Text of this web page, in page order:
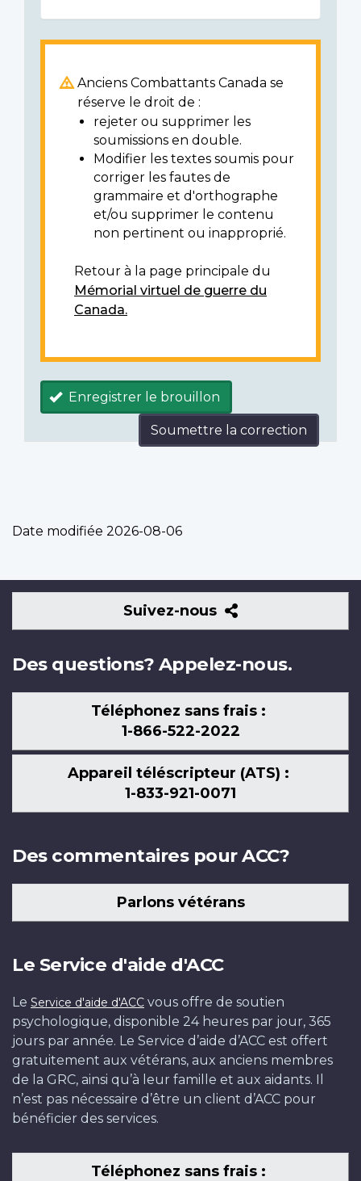
Anciens Combattants Canada se
réserve le droit de :
rejeter ou supprimer les
soumissions en double.
Modifier les textes soumis pour
corriger les fautes de
grammaire et d'orthographe
et/ou supprimer le contenu
non pertinent ou inapproprié.
Retour à la page principale du
Mémorial virtuel de guerre du
Canada.
Enregistrer le brouillon
Soumettre la correction
Date modifiée 2026-08-06
Suivez-nous
Suivez-
nous
Des questions? Appelez-nous.
Téléphonez sans frais :
1-866-522-2022
Appareil téléscripteur (ATS) :
1-833-921-0071
Des commentaires pour ACC?
Parlons vétérans
Le Service d'aide d'ACC
Le Service d'aide d'ACC vous offre de soutien
psychologique, disponible 24 heures par jour, 365
jours par année. Le Service d’aide d’ACC est offert
gratuitement aux vétérans, aux anciens membres
de la GRC, ainsi qu’à leur famille et aux aidants. Il
n’est pas nécessaire d’être un client d’ACC pour
bénéficier des services.
Téléphonez sans frais :